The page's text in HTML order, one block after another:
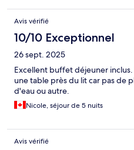
Avis vérifié
10/10 Exceptionnel
26 sept. 2025
Excellent buffet déjeuner inclus.
une table près du lit car pas de
d'eau ou autre.
Nicole, séjour de 5 nuits
Avis vérifié